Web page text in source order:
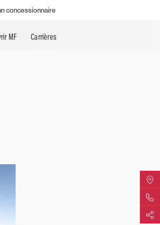
concessionnaire
MF Carrières
Partager